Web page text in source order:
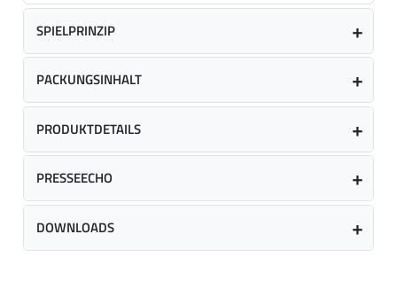
SPIELPRINZIP
PACKUNGSINHALT
PRODUKTDETAILS
PRESSEECHO
DOWNLOADS